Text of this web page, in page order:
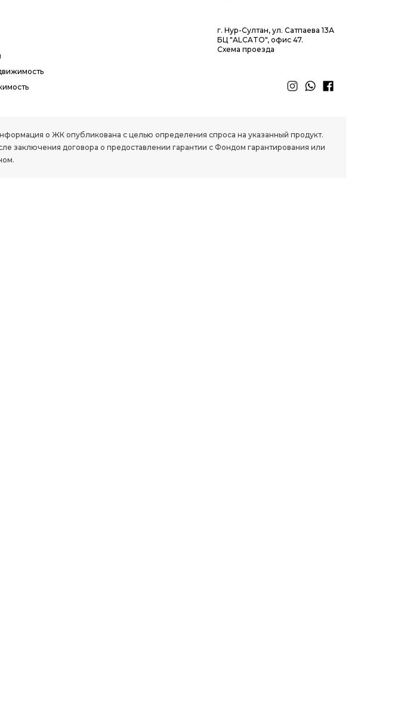
г. Нур-Султан, ул. Сатпаева 13А
БЦ "ALCATO", офис 47.
Схема проезда
о ЖК опубликована с целью определения спроса на указанный продукт.
заключения договора о предоставлении гарантии с Фондом гарантирования или